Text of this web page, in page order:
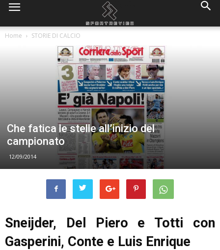
Home STORIE DI CALCIO
Che fatica le stelle all’inizio del
campionato
12/09/2014
Sneijder, Del Piero e Totti con
Gasperini, Conte e Luis Enrique